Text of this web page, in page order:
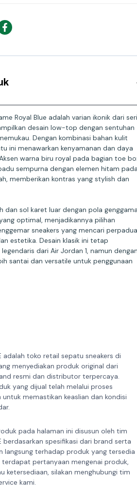
Royal Blue adalah varian ikonik dari seri
desain low-top dengan sentuhan
Dengan kombinasi bahan kulit
ini menawarkan kenyamanan dan daya
warna biru royal pada bagian toe
sempurna dengan elemen hitam
memberikan kontras yang stylish dan
dan sol karet luar dengan pola
optimal, menjadikannya pilihan
sneakers yang mencari
estetika. Desain klasik ini tetap
dari Air Jordan 1, namun
santai dan versatile untuk penggunaan
adalah toko retail sepatu sneakers di
menyediakan produk original dari
resmi dan distributor terpercaya.
yang dijual telah melalui proses
untuk memastikan keaslian dan kondisi
pada halaman ini disusun oleh tim
berdasarkan spesifikasi dari brand serta
langsung terhadap produk yang tersedia
terdapat pertanyaan mengenai produk,
ketersediaan, silakan menghubungi tim
kami.